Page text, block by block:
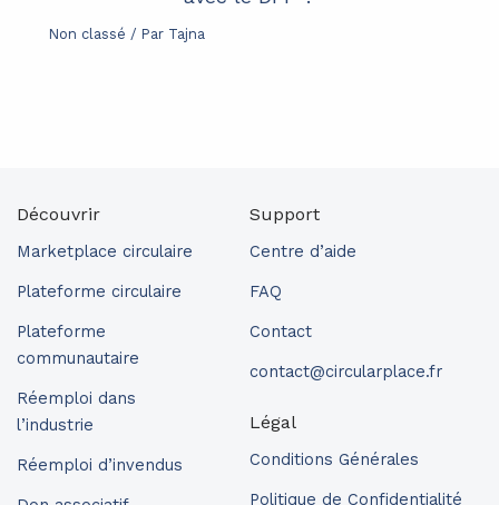
Non classé / Par Tajna
Découvrir
Marketplace circulaire
Plateforme circulaire
Plateforme
communautaire
Réemploi dans
l’industrie
Réemploi d’invendus
Support
Centre d’aide
FAQ
Contact
contact@circularplace.fr
Légal
Conditions Générales
Politique de Confidentialité